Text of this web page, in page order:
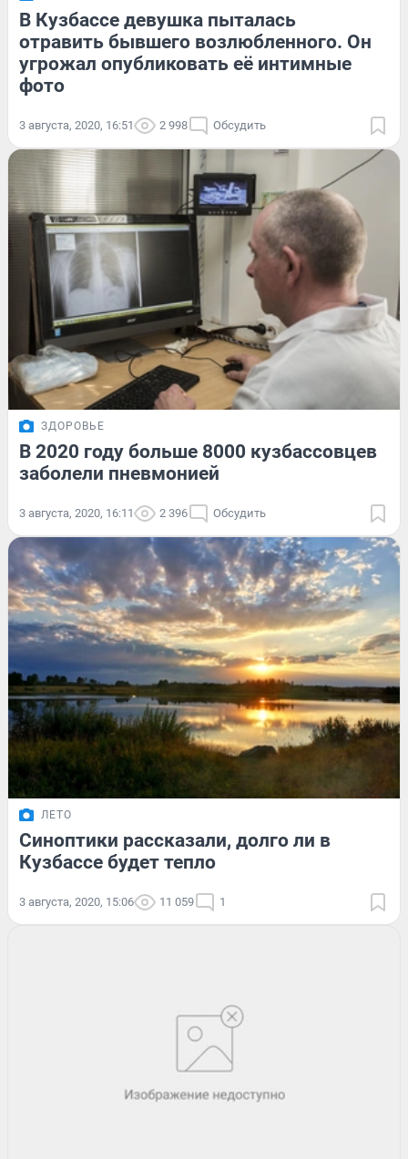
В Кузбассе девушка пыталась
отравить бывшего возлюбленного. Он
угрожал опубликовать её интимные
фото
3 августа, 2020, 16:51 2 998 Обсудить
ЗДОРОВЬЕ
В 2020 году больше 8000 кузбассовцев
заболели пневмонией
3 августа, 2020, 16:11 2 396 Обсудить
ЛЕТО
Синоптики рассказали, долго ли в
Кузбассе будет тепло
3 августа, 2020, 15:06 11 059 1